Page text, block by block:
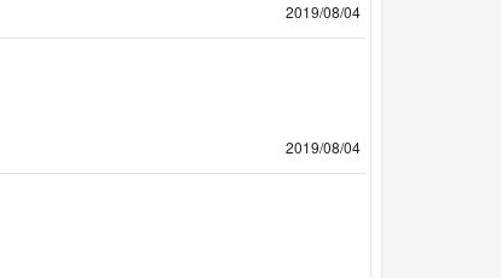
2019/08/04
2019/08/04